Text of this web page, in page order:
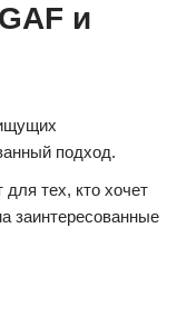
и
подход.
тех, кто хочет
заинтересованные